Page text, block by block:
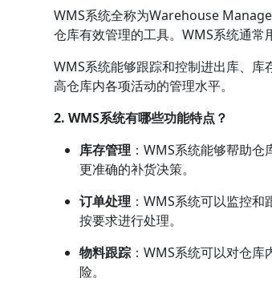
WMS系统全称为Warehouse
仓库有效管理的工具。WMS系统通常
WMS系统能够跟踪和控制进出库、
高仓库内各项活动的管理水平。
2. WMS系统有哪些功能特点？
库存管理 ：WMS系统能够帮助
更准确的补货决策。
订单处理 ：WMS系统可以监控
按要求进行处理。
物料跟踪 ：WMS系统可以对仓
险。